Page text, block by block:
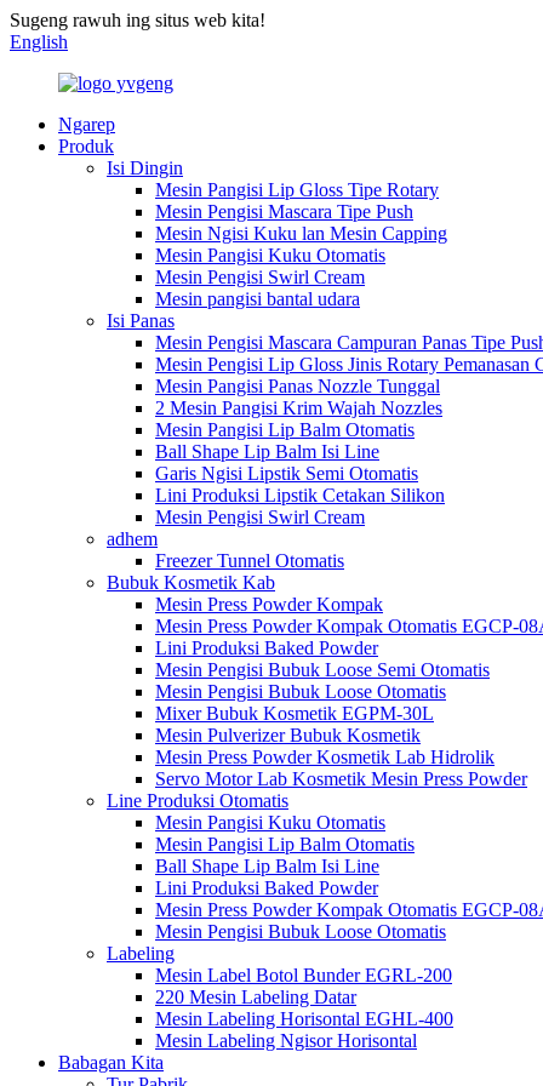
Sugeng rawuh ing situs web kita!
English
Ngarep
Produk
Isi Dingin
Mesin Pangisi Lip Gloss Tipe Rotary
Mesin Pengisi Mascara Tipe Push
Mesin Ngisi Kuku lan Mesin Capping
Mesin Pangisi Kuku Otomatis
Mesin Pengisi Swirl Cream
Mesin pangisi bantal udara
Isi Panas
Mesin Pengisi Mascara Campuran Panas Tipe
Mesin Pengisi Lip Gloss Jinis Rotary Pemanasan
Mesin Pangisi Panas Nozzle Tunggal
2 Mesin Pangisi Krim Wajah Nozzles
Mesin Pangisi Lip Balm Otomatis
Ball Shape Lip Balm Isi Line
Garis Ngisi Lipstik Semi Otomatis
Lini Produksi Lipstik Cetakan Silikon
Mesin Pengisi Swirl Cream
adhem
Freezer Tunnel Otomatis
Bubuk Kosmetik Kab
Mesin Press Powder Kompak
Mesin Press Powder Kompak Otomatis EGCP-
Lini Produksi Baked Powder
Mesin Pengisi Bubuk Loose Semi Otomatis
Mesin Pengisi Bubuk Loose Otomatis
Mixer Bubuk Kosmetik EGPM-30L
Mesin Pulverizer Bubuk Kosmetik
Mesin Press Powder Kosmetik Lab Hidrolik
Servo Motor Lab Kosmetik Mesin Press Powder
Line Produksi Otomatis
Mesin Pangisi Kuku Otomatis
Mesin Pangisi Lip Balm Otomatis
Ball Shape Lip Balm Isi Line
Lini Produksi Baked Powder
Mesin Press Powder Kompak Otomatis EGCP-
Mesin Pengisi Bubuk Loose Otomatis
Labeling
Mesin Label Botol Bunder EGRL-200
220 Mesin Labeling Datar
Mesin Labeling Horisontal EGHL-400
Mesin Labeling Ngisor Horisontal
Babagan Kita